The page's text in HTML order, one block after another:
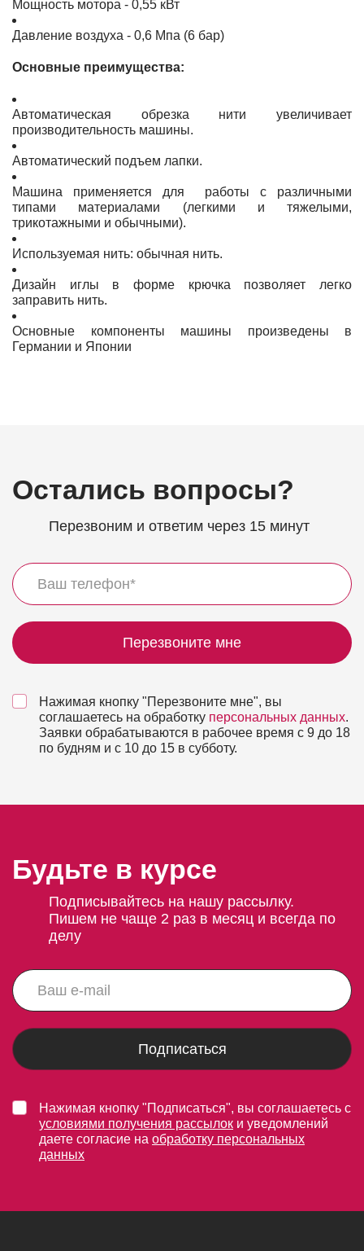
Мощность мотора - 0,55 кВт
Давление воздуха - 0,6 Мпа (6 бар)
Основные преимущества:
Автоматическая обрезка нити увеличивает
производительность машины.
Автоматический подъем лапки.
Машина применяется для работы с различными
типами материалами (легкими и тяжелыми,
трикотажными и обычными).
Используемая нить: обычная нить.
Дизайн иглы в форме крючка позволяет легко
заправить нить.
Основные компоненты машины произведены в
Германии и Японии
Остались вопросы?
Перезвоним и ответим через 15 минут
Перезвоните мне
Нажимая кнопку "Перезвоните мне", вы
соглашаетесь на обработку персональных данных.
Заявки обрабатываются в рабочее время с 9 до 18
по будням и с 10 до 15 в субботу.
Будьте в курсе
Подписывайтесь на нашу рассылку.
Пишем не чаще 2 раз в месяц и всегда по
делу
Подписаться
Нажимая кнопку "Подписаться", вы соглашаетесь с
условиями получения рассылок и уведомлений
даете согласие на обработку персональных
данных